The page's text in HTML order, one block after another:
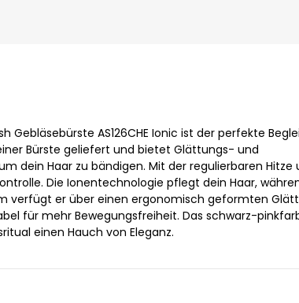
Gebläsebürste AS126CHE Ionic ist der perfekte
Bürste geliefert und bietet Glättungs- und
dein Haar zu bändigen. Mit der regulierbaren Hitze
Die Ionentechnologie pflegt dein Haar,
verfügt er über einen ergonomisch geformten
für mehr Bewegungsfreiheit. Das schwarz-
einen Hauch von Eleganz.